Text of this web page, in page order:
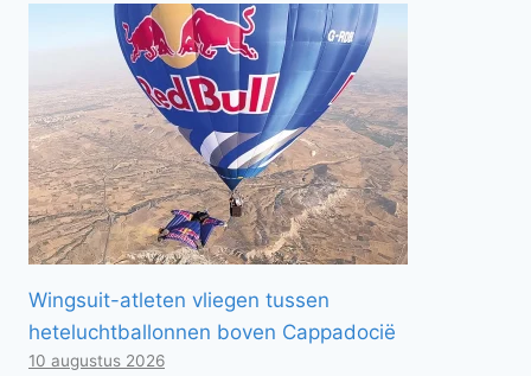
Wingsuit-atleten vliegen tussen
heteluchtballonnen boven Cappadocië
10 augustus 2026